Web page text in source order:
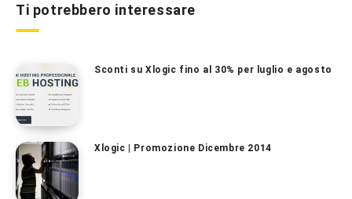
Ti potrebbero interessare
Sconti su Xlogic fino al 30% per luglio e agosto
Xlogic | Promozione Dicembre 2014